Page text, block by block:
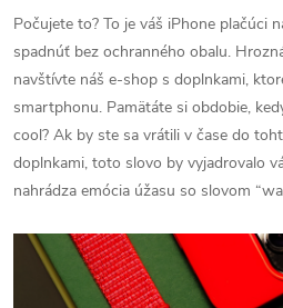
Počujete to? To je váš iPhone plačúci
spadnúť bez ochranného obalu.
navštívte náš e-shop s doplnkami,
smartphonu. Pamätáte si obdobie,
cool? Ak by ste sa vrátili v čase do
doplnkami, toto slovo by vyjadrovalo
nahrádza emócia úžasu so slovom